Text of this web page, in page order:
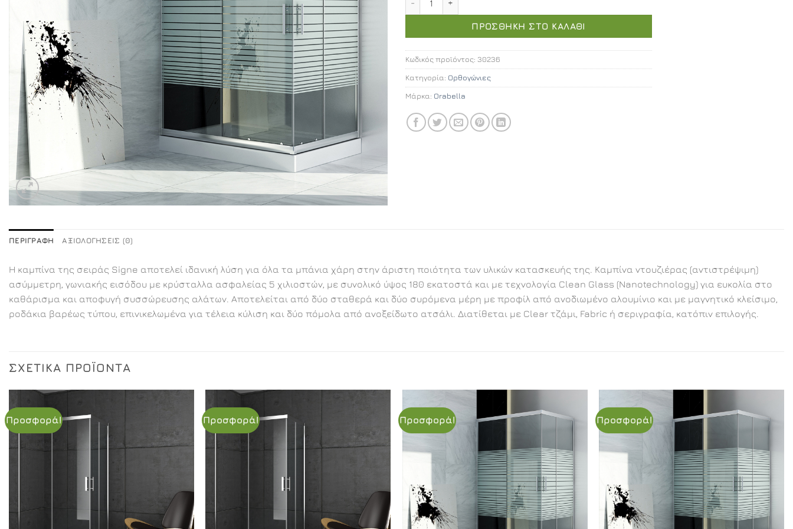
€229,00.είναι:
€206,00.
ΠΡΟΣΘΉΚΗ ΣΤΟ ΚΑΛΆΘΙ
Κωδικός προϊόντος: 30236
Κατηγορία: Ορθογώνιες
Μάρκα: Orabella
ΠΕΡΙΓΡΑΦΉ ΑΞΙΟΛΟΓΉΣΕΙΣ (0)
Η καμπίνα της σειράς Signe αποτελεί ιδανική λύση για όλα τα μπάνια χάρη στην άριστη ποιότητα των υλικών κατασκευής της. Καμπίνα ντουζιέρας (αντιστρέψιμη)
ασύμμετρη, γωνιακής εισόδου με κρύσταλλα ασφαλείας 5 χιλιοστών, με συνολικό ύψος 180 εκατοστά και με τεχνολογία Clean Glass (Nanotechnology) για ευκολία στο
καθάρισμα και αποφυγή συσσώρευσης αλάτων. Αποτελείται από δύο σταθερά και δύο συρόμενα μέρη με προφίλ από ανοδιωμένο αλουμίνιο και με μαγνητικό κλείσιμο,
ροδάκια βαρέως τύπου, επινικελωμένα για τέλεια κύλιση και δύο πόμολα από ανοξείδωτο ατσάλι. Διατίθεται με Clear τζάμι, Fabric ή σεριγραφία, κατόπιν επιλογής.
ΣΧΕΤΙΚΆ ΠΡΟΪΌΝΤΑ
Προσφορά! Προσφορά! Προσφορά! Προσφορά!